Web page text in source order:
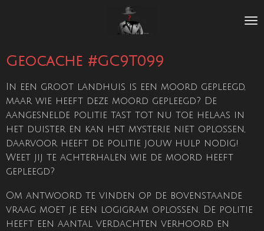
de
hoofdinhoud
Geocache #GC9T099
In een groot landhuis is een moord gepleegd,
maar wie heeft deze moord gepleegd? De
aangesnelde politie tast tot nu toe helaas in
het duister en kan het mysterie niet oplossen,
daarvoor heeft de politie jouw hulp nodig!
Weet jij te achterhalen wie de moord heeft
gepleegd?
Om antwoord te vinden op de bovenstaande
vraag moet je een logigram oplossen. De politie
heeft een aantal verdachten verhoord en